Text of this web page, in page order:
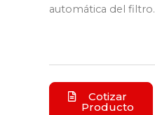
automática del filtro.
Cotizar
Producto